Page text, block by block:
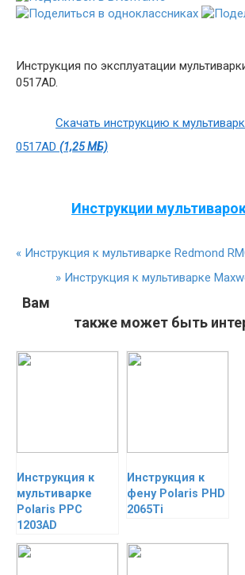
Инструкция по эксплуатации
0517AD.
Скачать инструкцию к
0517AD (1,25 МБ)
Инструкции
« Инструкция к мультиварке Redmond
» Инструкция к мультиварке
Вам
также может быть
Инструкция к
мультиварке
Polaris PPC
1203AD
Инструкция к
фену Polaris PHD
2065Ti